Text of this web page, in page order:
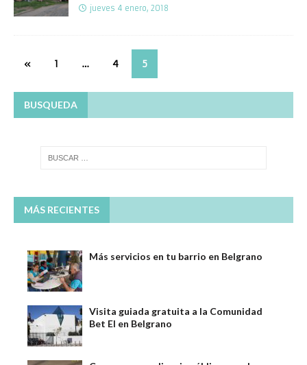
jueves 4 enero, 2018
« 1 … 4 5
BUSQUEDA
MÁS RECIENTES
Más servicios en tu barrio en Belgrano
Visita guiada gratuita a la Comunidad
Bet El en Belgrano